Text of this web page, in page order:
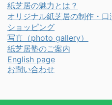
紙芝居の魅力とは？
オリジナル紙芝居の制作・口
ショッピング
写真 （photo gallery）
紙芝居塾のご案内
English page
お問い合わせ